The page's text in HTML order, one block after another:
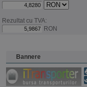
Rezultat cu TVA:
RON
Bannere